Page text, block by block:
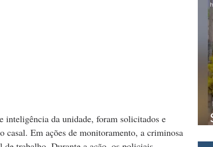
inteligência da unidade, foram solicitados e
casal. Em ações de monitoramento, a criminosa